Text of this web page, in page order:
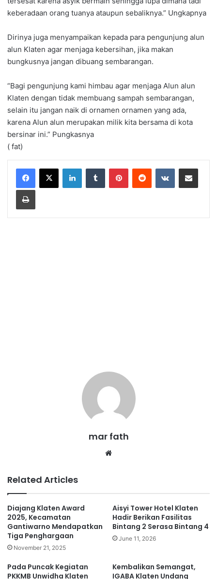
keberadaan orang tuanya ataupun sebaliknya.” Ungkapnya
Dirinya juga menyampaikan kepada para pengunjung alun
alun Klaten agar menjaga kebersihan, jika makan
bungkusnya jangan dibuang sembarangan.
“Bagi pengunjung kami himbau agar menjaga Alun alun
Klaten dengan tidak membuang sampah sembarangan,
selain itu jangan naik di ornamen ornamen yang ada,
karena Alun alun merupakan milik kita bersama di kota
bersinar ini.” Pungkasnya
( fat)
mar fath
Related Articles
Diajang Klaten Award
2025, Kecamatan
Gantiwarno Mendapatkan
Tiga Penghargaan
November 21, 2025
Aisyi Tower Hotel Klaten
Hadir Berikan Fasilitas
Bintang 2 Serasa Bintang 4
June 11, 2026
Pada Puncak Kegiatan
PKKMB Unwidha Klaten
Kembalikan Semangat,
IGABA Klaten Undang